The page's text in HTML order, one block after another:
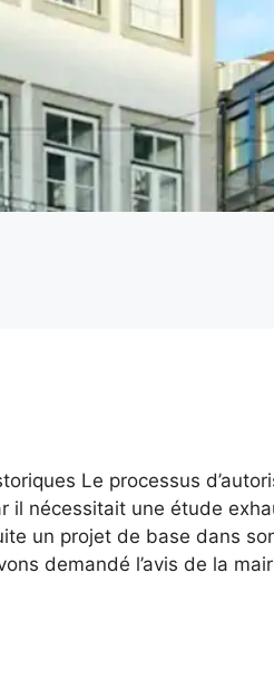
Le processus
il nécessitait une étude
un projet de base dans
demandé l’avis de la